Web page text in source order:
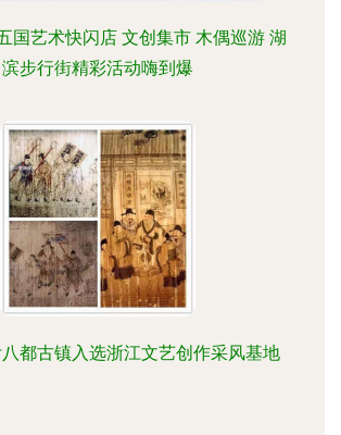
国艺术快闪店 文创集市 木偶巡游 湖
滨步行街精彩活动嗨到爆
都古镇入选浙江文艺创作采风基地